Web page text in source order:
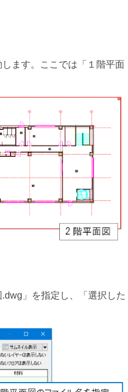
ます。ここでは「１階平面
」を指定し、「選択した